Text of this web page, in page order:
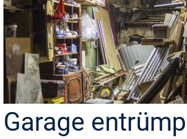
Garage